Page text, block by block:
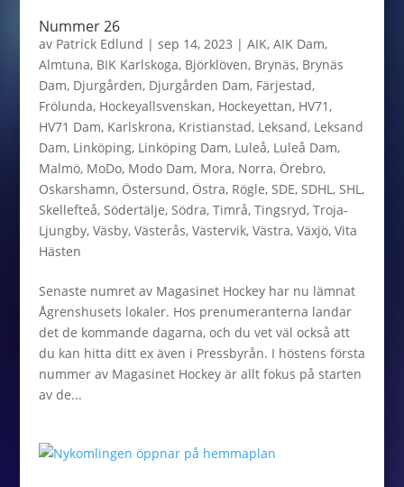
Nummer 26
av Patrick Edlund | sep 14, 2023 | AIK, AIK Dam,
Almtuna, BIK Karlskoga, Björklöven, Brynäs, Brynäs
Dam, Djurgården, Djurgården Dam, Färjestad,
Frölunda, Hockeyallsvenskan, Hockeyettan, HV71,
HV71 Dam, Karlskrona, Kristianstad, Leksand, Leksand
Dam, Linköping, Linköping Dam, Luleå, Luleå Dam,
Malmö, MoDo, Modo Dam, Mora, Norra, Örebro,
Oskarshamn, Östersund, Östra, Rögle, SDE, SDHL, SHL,
Skellefteå, Södertälje, Södra, Timrå, Tingsryd, Troja-
Ljungby, Väsby, Västerås, Västervik, Västra, Växjö, Vita
Hästen
Senaste numret av Magasinet Hockey har nu lämnat
Ågrenshusets lokaler. Hos prenumeranterna landar
det de kommande dagarna, och du vet väl också att
du kan hitta ditt ex även i Pressbyrån. I höstens första
nummer av Magasinet Hockey är allt fokus på starten
av de...